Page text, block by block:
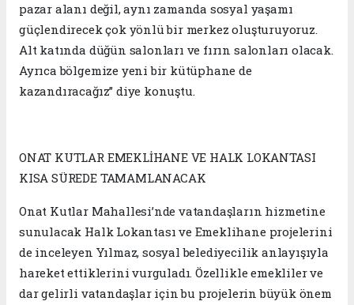
pazar alanı değil, aynı zamanda sosyal yaşamı
güçlendirecek çok yönlü bir merkez oluşturuyoruz.
Alt katında düğün salonları ve fırın salonları olacak.
Ayrıca bölgemize yeni bir kütüphane de
kazandıracağız” diye konuştu.
ONAT KUTLAR EMEKLİHANE VE HALK LOKANTASI
KISA SÜREDE TAMAMLANACAK
Onat Kutlar Mahallesi’nde vatandaşların hizmetine
sunulacak Halk Lokantası ve Emeklihane projelerini
de inceleyen Yılmaz, sosyal belediyecilik anlayışıyla
hareket ettiklerini vurguladı. Özellikle emekliler ve
dar gelirli vatandaşlar için bu projelerin büyük önem